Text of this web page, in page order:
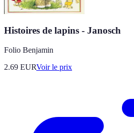
Histoires de lapins - Janosch
Folio Benjamin
2.69 EURVoir le prix